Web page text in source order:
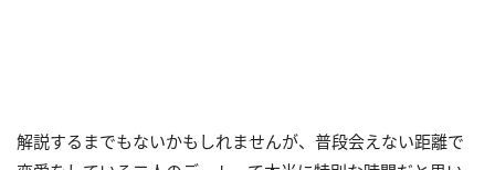
解説するまでもないかもしれませんが、普段会えない距離で